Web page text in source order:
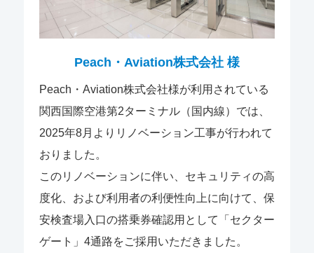
Peach・Aviation株式会社 様
Peach・Aviation株式会社様が利用されている
関西国際空港第2ターミナル（国内線）では、
2025年8月よりリノベーション工事が行われて
おりました。
このリノベーションに伴い、セキュリティの高
度化、および利用者の利便性向上に向けて、保
安検査場入口の搭乗券確認用として「セクター
ゲート」4通路をご採用いただきました。